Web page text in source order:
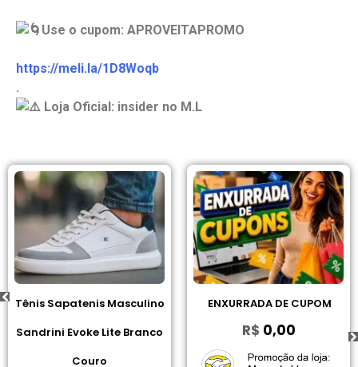
Use o cupom: APROVEITAPROMO
https://meli.la/1D8Woqb
.
Loja Oficial: insider no M.L
Masculino
Evoke Lite Branco
ENXURRADA DE CUPOM
I2GO,